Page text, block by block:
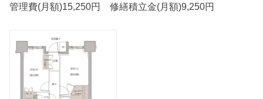
管理費(月額)15,250円 修繕積立金(月額)9,250円